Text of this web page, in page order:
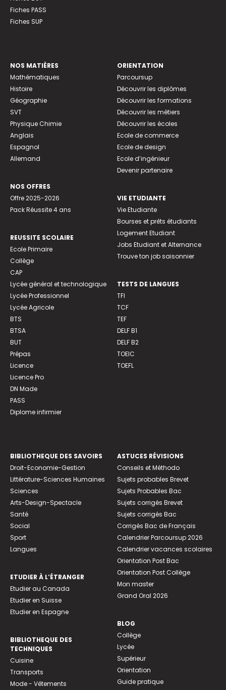
Fiches PASS
Fiches SUP
NOS MATIÈRES
Mathématiques
Histoire
Géographie
SVT
Physique Chimie
Anglais
Espagnol
Allemand
NOS OFFRES
Offre 2025-2026
Pack Réussite 4 ans
REUSSITE SCOLAIRE
Ecole Primaire
Collège
CAP
Lycée général et technologique
Lycée Professionnel
Lycée Agricole
BTS
BTSA
BUT
Prépas
Licence
Licence Pro
DN Made
PASS
Diplome infirmier
ORIENTATION
Parcoursup
Découvrir les diplômes
Découvrir les formations
Découvrir les métiers
Découvrir les écoles
Ecole de commerce
Ecole de design
Ecole d’ingénieur
Devenir partenaire
VIE ETUDIANTE
Vie Etudiante
Bourses et prêts étudiants
Logement Etudiant
Jobs Etudiant et Alternance
Trouve ton job saisonnier
TESTS DE LANGUES
TFI
TCF
TEF
DELF B1
DELF B2
TOEIC
TOEFL
BIBLIOTHEQUE DES SAVOIRS
Droit-Economie-Gestion
Littérature-Sciences Humaines
Sciences
Arts-Design-Spectacle
Santé
Social
Sport
Langues
ETUDIER À L’ÉTRANGER
Etudier au Canada
Etudier en Suisse
Etudier en Espagne
BIBLIOTHEQUE DES
TECHNIQUES
Cuisine
Transports
Mode - Vêtements
ASTUCES RÉVISIONS
Conseils et Méthodo
Sujets probables Brevet
Sujets Probables Bac
Sujets corrigés Brevet
Sujets corrigés Bac
Corrigés Bac de Français
Calendrier Parcoursup 2026
Calendrier vacances scolaires
Orientation Post Bac
Orientation Post Collège
Mon master
Grand Oral 2026
BLOG
Collège
Lycée
Supérieur
Orientation
Guide pratique